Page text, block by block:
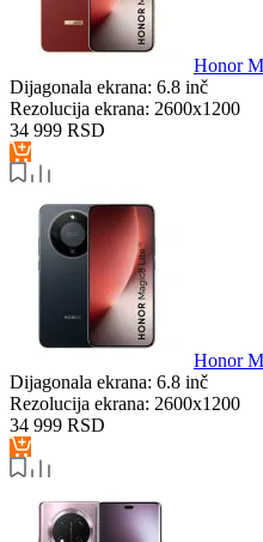
Honor
Dijagonala ekrana: 6.8 inč
Rezolucija ekrana: 2600x1200
34 999 RSD
Honor
Dijagonala ekrana: 6.8 inč
Rezolucija ekrana: 2600x1200
34 999 RSD